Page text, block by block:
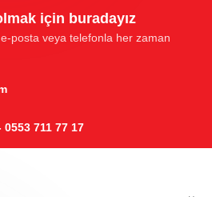
için buradayız
e-posta veya telefonla her zaman
0553 711 77 17